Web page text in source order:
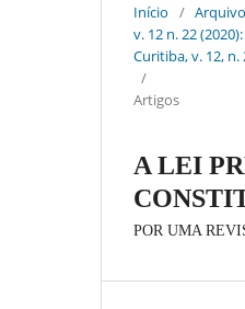
Início /
v. 12 n. 22
Curitiba, v. 12, n.
/
Artigos
A LEI
POR UMA